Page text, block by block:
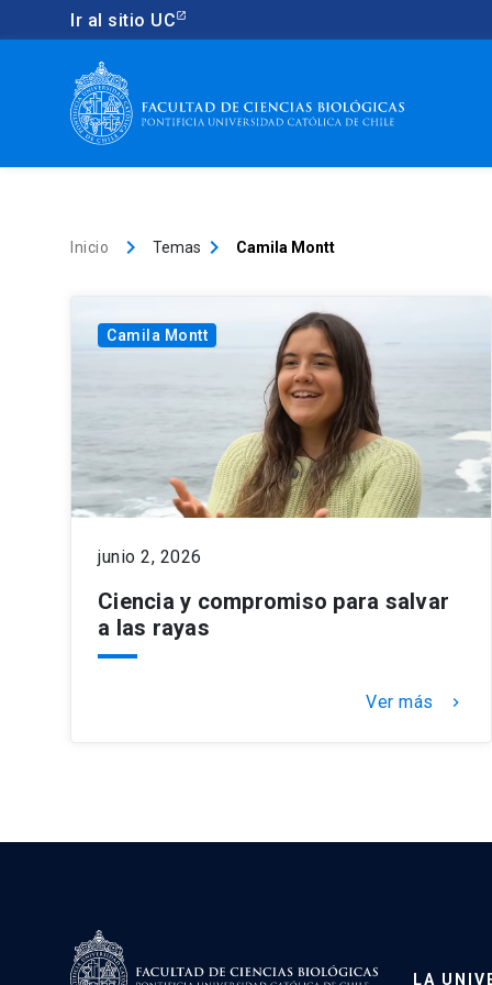
Ir al sitio UC
Inicio keyboard_arrow_right Temas keyboard_arrow_right Camila Montt
Camila Montt
junio 2, 2026
Ciencia y compromiso para salvar
a las rayas
Ver más keyboard_arrow_right
LA